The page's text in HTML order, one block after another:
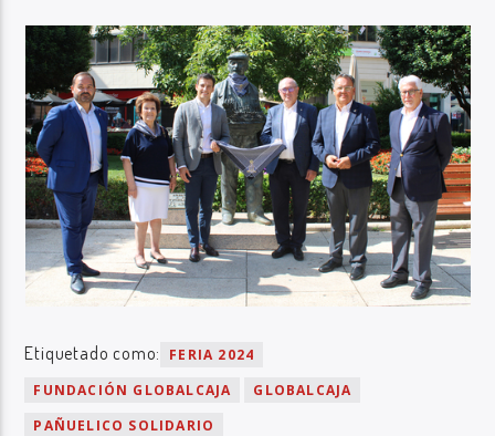
Etiquetado como:
FERIA 2024
FUNDACIÓN GLOBALCAJA
GLOBALCAJA
PAÑUELICO SOLIDARIO